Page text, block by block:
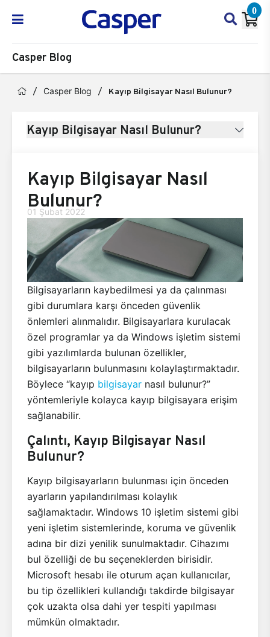
0
Casper Blog
Casper Blog Kayıp Bilgisayar Nasıl Bulunur?
Kayıp Bilgisayar Nasıl Bulunur?
Kayıp Bilgisayar Nasıl
Bulunur?
01 Şubat 2022
Bilgisayarların kaybedilmesi ya da çalınması
gibi durumlara karşı önceden güvenlik
önlemleri alınmalıdır. Bilgisayarlara kurulacak
özel programlar ya da Windows işletim sistemi
gibi yazılımlarda bulunan özellikler,
bilgisayarların bulunmasını kolaylaştırmaktadır.
Böylece “kayıp bilgisayar nasıl bulunur?”
yöntemleriyle kolayca kayıp bilgisayara erişim
sağlanabilir.
Çalıntı, Kayıp Bilgisayar Nasıl
Bulunur?
Kayıp bilgisayarların bulunması için önceden
ayarların yapılandırılması kolaylık
sağlamaktadır. Windows 10 işletim sistemi gibi
yeni işletim sistemlerinde, koruma ve güvenlik
adına bir dizi yenilik sunulmaktadır. Cihazımı
bul özelliği de bu seçeneklerden birisidir.
Microsoft hesabı ile oturum açan kullanıcılar,
bu tip özellikleri kullandığı takdirde bilgisayar
çok uzakta olsa dahi yer tespiti yapılması
mümkün olmaktadır.